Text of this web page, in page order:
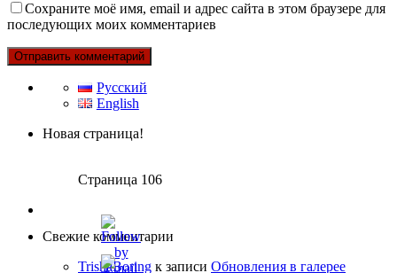
Сохраните моё имя, email и адрес сайта в этом браузере для
последующих моих комментариев
Русский
English
Новая страница!
Страница 106
Свежие комментарии
TrishaBoring к записи Обновления в галерее